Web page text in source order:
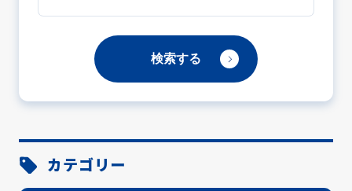
カテゴリー